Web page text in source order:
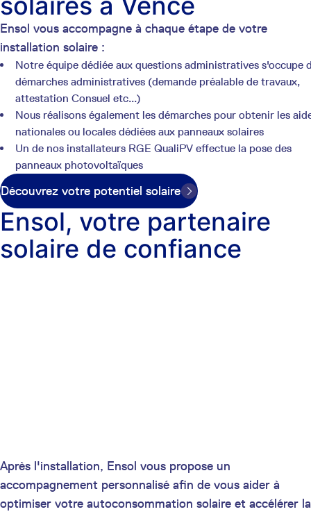
Ensol vous accompagne à chaque étape de votre
installation solaire :
Notre équipe dédiée aux questions administratives s'occupe
démarches administratives (demande préalable de travaux,
attestation Consuel etc...)
Nous réalisons également les démarches pour obtenir les
nationales ou locales dédiées aux panneaux solaires
Un de nos installateurs RGE QualiPV effectue la pose des
panneaux photovoltaïques
Découvrez votre potentiel solaire
Ensol, votre partenaire
solaire de confiance
Après l'installation, Ensol vous propose un
accompagnement personnalisé afin de vous aider à
optimiser votre autoconsommation solaire et accélérer la